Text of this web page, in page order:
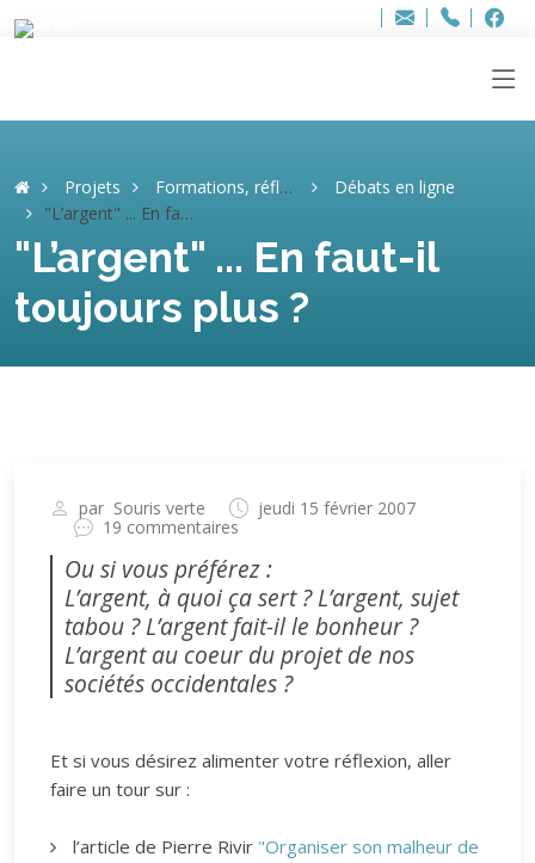
Adresse
info..hâthe..
Tel.
Tel.
Projets Formations, réflexions, débats
Débats en ligne
"L’argent" ... En faut-il toujours plus ?
"L’argent" ... En faut-il
toujours plus ?
par Souris verte
jeudi 15 février 2007
19 commentaires
Ou si vous préférez :
L’argent, à quoi ça sert ? L’argent, sujet
tabou ? L’argent fait-il le bonheur ?
L’argent au coeur du projet de nos
sociétés occidentales ?
Et si vous désirez alimenter votre réflexion, aller
faire un tour sur :
l’article de Pierre Rivir "Organiser son malheur de